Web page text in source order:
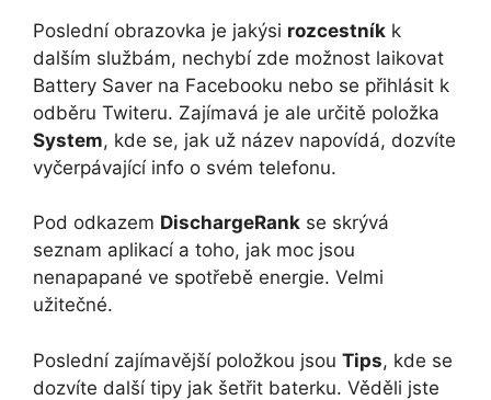
Poslední obrazovka je jakýsi rozcestník k
dalším službám, nechybí zde možnost laikovat
Battery Saver na Facebooku nebo se přihlásit k
odběru Twiteru. Zajímavá je ale určitě položka
System, kde se, jak už název napovídá, dozvíte
vyčerpávající info o svém telefonu.
Pod odkazem DischargeRank se skrývá
seznam aplikací a toho, jak moc jsou
nenapapané ve spotřebě energie. Velmi
užitečné.
Poslední zajímavější položkou jsou Tips, kde se
dozvíte další tipy jak šetřit baterku. Věděli jste